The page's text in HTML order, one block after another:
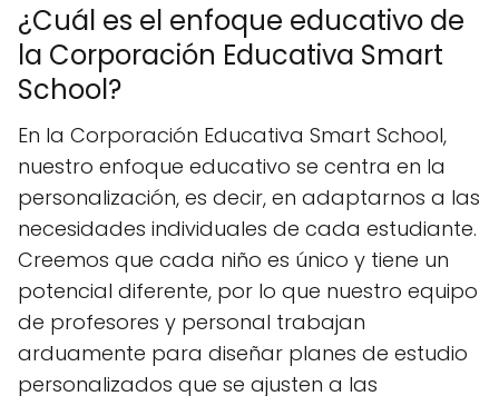
¿Cuál es el enfoque educativo de
la Corporación Educativa Smart
School?
En la Corporación Educativa Smart School,
nuestro enfoque educativo se centra en la
personalización, es decir, en adaptarnos a las
necesidades individuales de cada estudiante.
Creemos que cada niño es único y tiene un
potencial diferente, por lo que nuestro equipo
de profesores y personal trabajan
arduamente para diseñar planes de estudio
personalizados que se ajusten a las